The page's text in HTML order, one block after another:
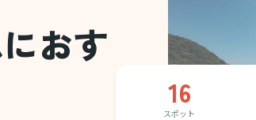
おす
16
スポット